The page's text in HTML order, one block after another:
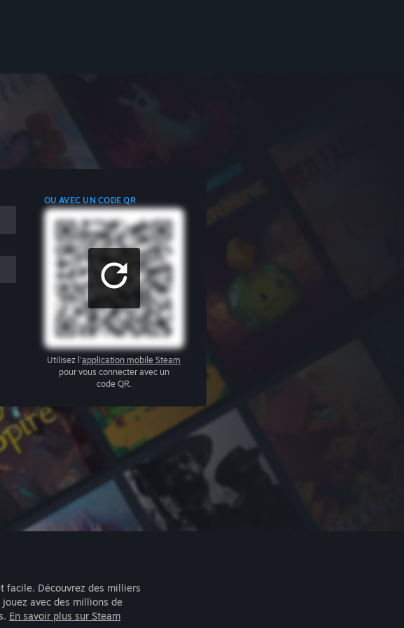
OU AVEC UN CODE QR
Utilisez l'application mobile Steam
pour vous connecter avec un
code QR.
facile. Découvrez des milliers
avec des millions de
En savoir plus sur Steam